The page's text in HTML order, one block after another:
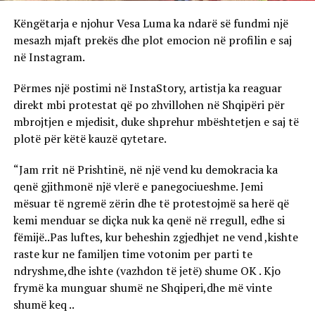
Këngëtarja e njohur Vesa Luma ka ndarë së fundmi një
mesazh mjaft prekës dhe plot emocion në profilin e saj
në Instagram.
Përmes një postimi në InstaStory, artistja ka reaguar
direkt mbi protestat që po zhvillohen në Shqipëri për
mbrojtjen e mjedisit, duke shprehur mbështetjen e saj të
plotë për këtë kauzë qytetare.
“Jam rrit në Prishtinë, në një vend ku demokracia ka
qenë gjithmonë një vlerë e panegociueshme. Jemi
mësuar të ngremë zërin dhe të protestojmë sa herë që
kemi menduar se diçka nuk ka qenë në rregull, edhe si
fëmijë..Pas luftes, kur beheshin zgjedhjet ne vend ,kishte
raste kur ne familjen time votonim per parti te
ndryshme,dhe ishte (vazhdon të jetë) shume OK . Kjo
frymë ka munguar shumë ne Shqiperi,dhe më vinte
shumë keq ..